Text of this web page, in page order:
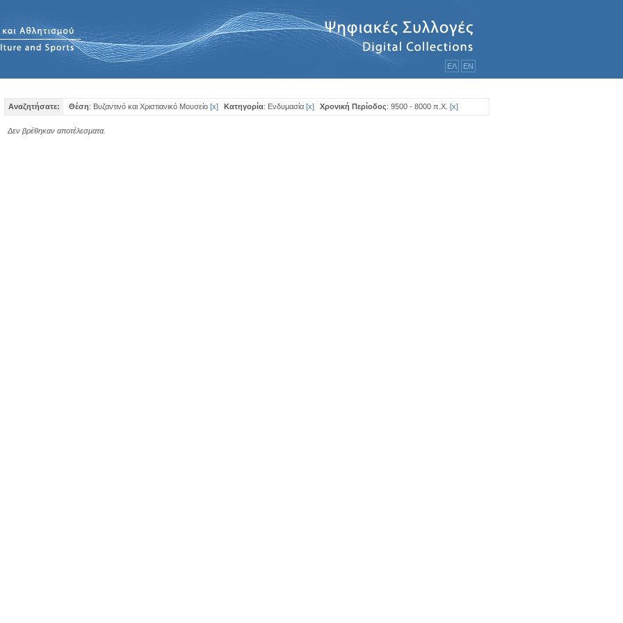
ΕΛ ΕΝ
Αναζητήσατε: Θέση: Βυζαντινό και Χριστιανικό Μουσείο [x] Κατηγορία: Ενδυμασία [x] Χρονική Περίοδος: 9500 - 8000 π.Χ. [x]
Δεν βρέθηκαν αποτέλεσματα.